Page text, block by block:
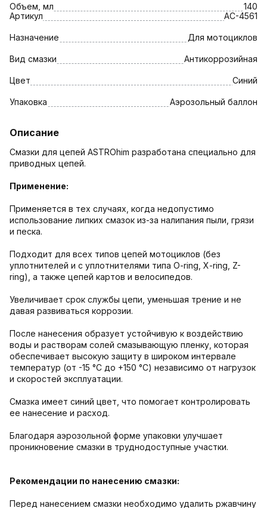
Объем, мл
140
Артикул
AC-4561
Назначение Для мотоциклов
Вид смазки Антикоррозийная
Цвет Синий
Упаковка Аэрозольный баллон
Описание
Смазки для цепей ASTROhim разработана специально для
приводных цепей.
Применение:
Применяется в тех случаях, когда недопустимо
использование липких смазок из-за налипания пыли, грязи
и песка.
Подходит для всех типов цепей мотоциклов (без
уплотнителей и с уплотнителями типа О-ring, X-ring, Z-
ring), а также цепей картов и велосипедов.
Увеличивает срок службы цепи, уменьшая трение и не
давая развиваться коррозии.
После нанесения образует устойчивую к воздействию
воды и растворам солей смазывающую пленку, которая
обеспечивает высокую защиту в широком интервале
температур (от -15 °С до +150 °С) независимо от нагрузок
и скоростей эксплуатации.
Смазка имеет синий цвет, что помогает контролировать
ее нанесение и расход.
Благодаря аэрозольной форме упаковки улучшает
проникновение смазки в труднодоступные участки.
Рекомендации по нанесению смазки:
Перед нанесением смазки необходимо удалить ржавчину